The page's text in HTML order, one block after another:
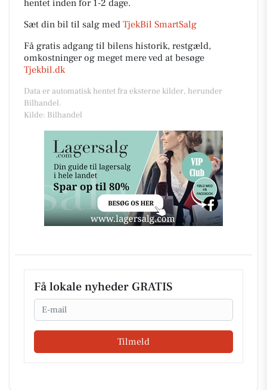
hentet inden for 1-2 dage.
Sæt din bil til salg med TjekBil SmartSalg
Få gratis adgang til bilens historik, restgæld,
omkostninger og meget mere ved at besøge
Tjekbil.dk
Data er automatisk hentet fra eksterne kilder, herunder
Bilhandel.
Kilde: Bilhandel
Få lokale nyheder GRATIS
Email
Tilmeld